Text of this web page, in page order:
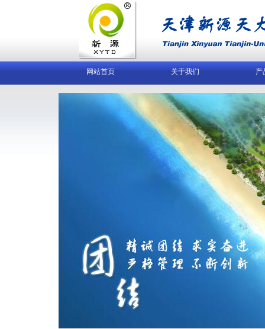
网站首页 关于我们 产